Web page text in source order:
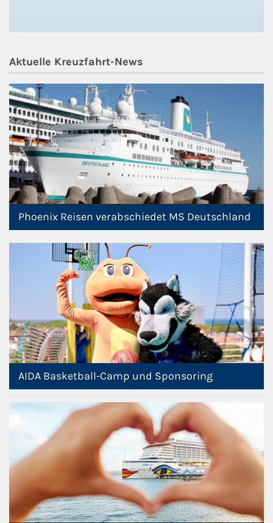
Aktuelle Kreuzfahrt-News
Phoenix Reisen verabschiedet MS Deutschland
AIDA Basketball-Camp und Sponsoring